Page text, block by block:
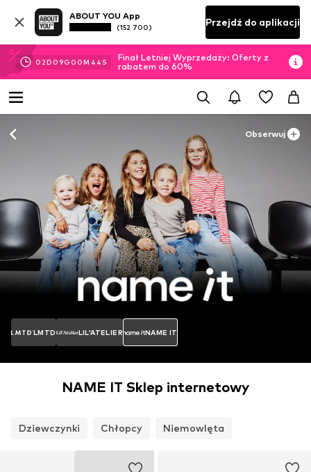
ABOUT YOU App
(152 700) Przejdź do aplikacji
02D 09G 00M 42 S
Finał Letniej Wyprzedaży: Oferty z
rabatem do 60%
Obserwuj
LMTD LIL'ATELIER NAME IT
NAME IT Sklep internetowy
Dziewczynki Chłopcy Niemowlęta